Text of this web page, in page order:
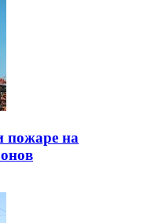
пожаре на